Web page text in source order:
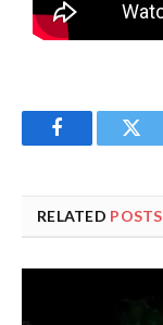
Facebook
RELATED POSTS